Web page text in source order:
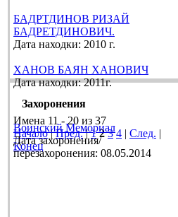
БАДРТДИНОВ РИЗАЙ
БАДРЕТДИНОВИЧ.
Дата находки: 2010 г.
ХАНОВ БАЯН ХАНОВИЧ
Дата находки: 2011г.
Имена 11 - 20 из 37
Начало|Пред.|1 2 3 4 | След. |
Конец
Захоронения
Воинский Мемориал
Дата захоронения/
перезахоронения: 08.05.2014